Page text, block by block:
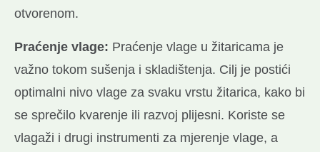
otvorenom.
Praćenje vlage: Praćenje vlage u žitaricama je
važno tokom sušenja i skladištenja. Cilj je postići
optimalni nivo vlage za svaku vrstu žitarica, kako bi
se sprečilo kvarenje ili razvoj plijesni. Koriste se
vlagaži i drugi instrumenti za mjerenje vlage, a